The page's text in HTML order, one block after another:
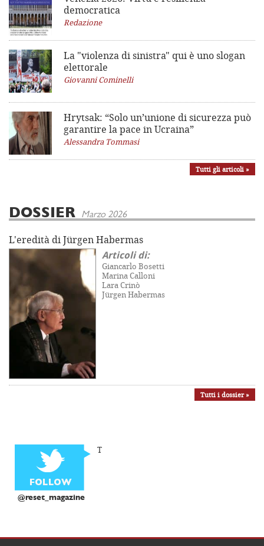
democratica
Redazione
La "violenza di sinistra" qui è uno slogan
elettorale
Giovanni Cominelli
Hrytsak: “Solo un’unione di sicurezza può
garantire la pace in Ucraina”
Alessandra Tommasi
Tutti gli articoli »
DOSSIER Marzo 2026
L'eredità di Jürgen Habermas
Articoli di:
Giancarlo Bosetti
Marina Calloni
Lara Crinò
Jürgen Habermas
Tutti i dossier »
@reset_magazine
T